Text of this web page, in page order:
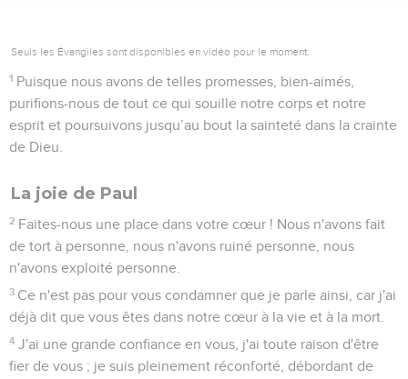
Seuls les Évangiles sont disponibles en vidéo pour le moment.
1 Puisque nous avons de telles promesses, bien-aimés,
purifions-nous de tout ce qui souille notre corps et notre
esprit et poursuivons jusqu’au bout la sainteté dans la crainte
de Dieu.
La joie de Paul
2 Faites-nous une place dans votre cœur ! Nous n'avons fait
de tort à personne, nous n'avons ruiné personne, nous
n'avons exploité personne.
3 Ce n'est pas pour vous condamner que je parle ainsi, car j'ai
déjà dit que vous êtes dans notre cœur à la vie et à la mort.
4 J'ai une grande confiance en vous, j'ai toute raison d'être
fier de vous ; je suis pleinement réconforté, débordant de